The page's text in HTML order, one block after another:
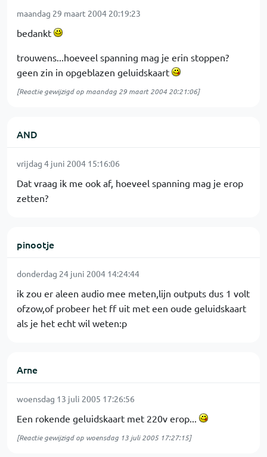
maandag 29 maart 2004 20:19:23
bedankt
trouwens...hoeveel spanning mag je erin stoppen?
geen zin in opgeblazen geluidskaart
[Reactie gewijzigd op maandag 29 maart 2004 20:21:06]
AND
vrijdag 4 juni 2004 15:16:06
Dat vraag ik me ook af, hoeveel spanning mag je erop
zetten?
pinootje
donderdag 24 juni 2004 14:24:44
ik zou er aleen audio mee meten,lijn outputs dus 1 volt
ofzow,of probeer het ff uit met een oude geluidskaart
als je het echt wil weten:p
Arne
woensdag 13 juli 2005 17:26:56
Een rokende geluidskaart met 220v erop...
[Reactie gewijzigd op woensdag 13 juli 2005 17:27:15]